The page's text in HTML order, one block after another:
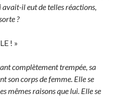
il eut de telles réactions,
?
! »
complètement trempée, sa
son corps de femme. Elle se
mêmes raisons que lui. Elle se